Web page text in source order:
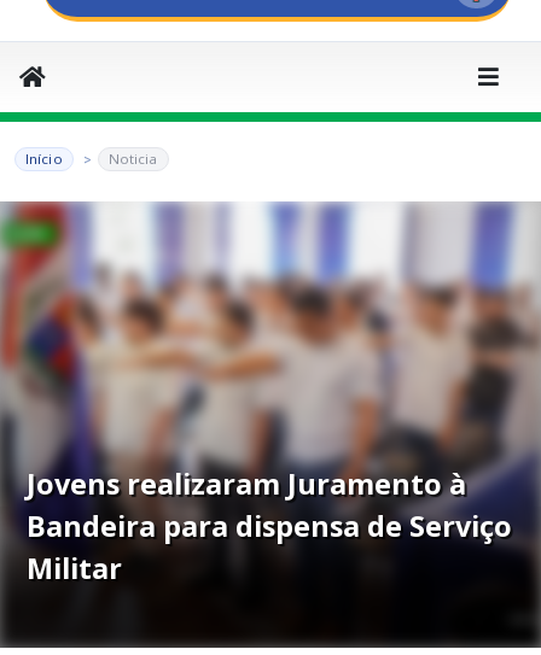
Início Noticia
Jovens realizaram Juramento à
Bandeira para dispensa de Serviço
Militar